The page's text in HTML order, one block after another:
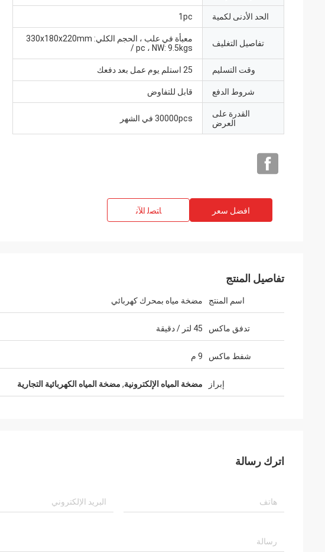
السيد يلماز Türkoğlu
الحد الأدنى لكمية 1pc
تفاصيل التغليف
معبأة في علب ، الحجم الكلي: 330x180x220mm
/ pc ، NW: 9.5kgs
وقت التسليم 25 استلم يوم عمل بعد دفعك
شروط الدفع قابل للتفاوض
القدرة على
العرض
30000pcs في الشهر
افضل سعر ﺎﺘﺼﻟ ﺍﻶﻧ
تفاصيل المنتج
اسم المنتج مضخة مياه بمحرك كهربائي
تدفق ماكس 45 لتر / دقيقة
شفط ماكس 9 م
إبراز مضخة المياه الإلكترونية, مضخة المياه الكهربائية التجارية
اترك رسالة